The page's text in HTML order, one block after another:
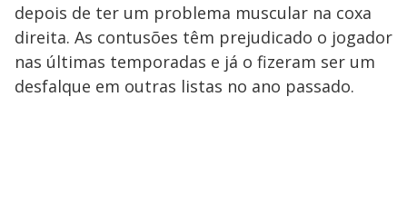
depois de ter um problema muscular na coxa
direita. As contusões têm prejudicado o jogador
nas últimas temporadas e já o fizeram ser um
desfalque em outras listas no ano passado.